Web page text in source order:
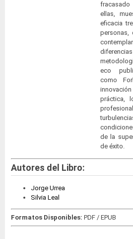
ellas,
eficacia
personas,
eco
como
práctica,
de la
de éxito.
Autores del Libro:
Jorge Urrea
Silvia Leal
Formatos Disponibles: PDF / EPUB